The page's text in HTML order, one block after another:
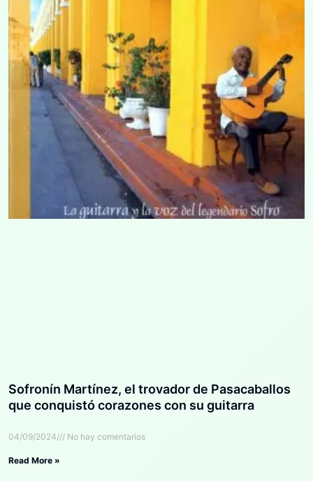
Sofronín Martínez, el trovador de Pasacaballos
que conquistó corazones con su guitarra
04/09/2024 No hay comentarios
Read More »